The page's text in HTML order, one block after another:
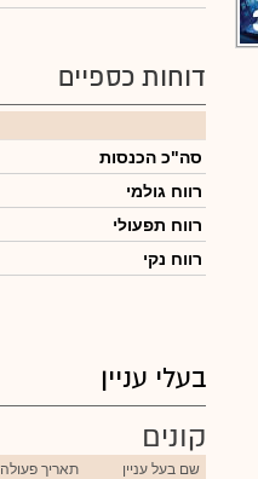
דוחות כספיים
סה"כ הכנסות
רווח גולמי
רווח תפעולי
רווח נקי
בעלי עניין
קונים
שם בעל עניין תאריך פעולה